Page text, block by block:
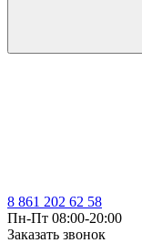
8 861 202 62 58
Пн-Пт 08:00-20:00
Заказать звонок